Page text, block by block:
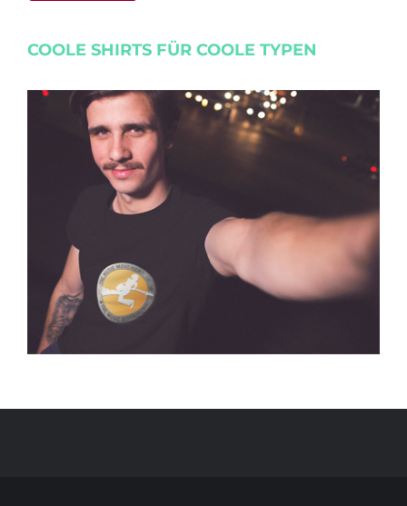
COOLE SHIRTS FÜR COOLE TYPEN